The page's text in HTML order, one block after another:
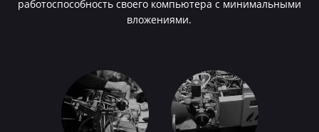
работоспособность своего компьютера с минимальными
вложениями.